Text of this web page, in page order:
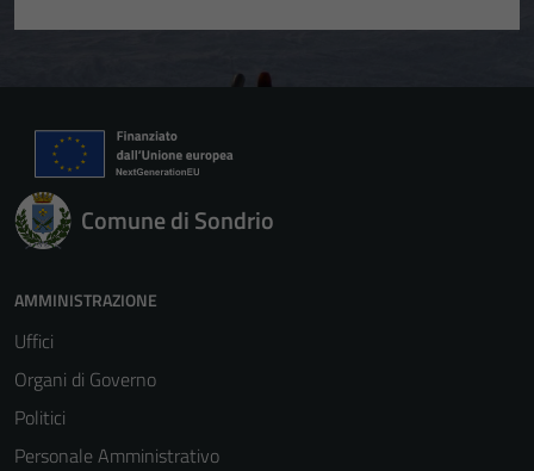
Comune di Sondrio
AMMINISTRAZIONE
Uffici
Organi di Governo
Politici
Personale Amministrativo